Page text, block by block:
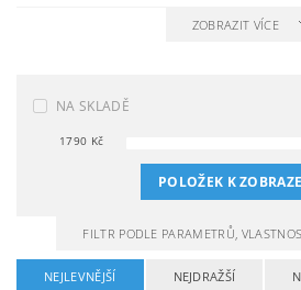
ZOBRAZIT VÍCE
NA SKLADĚ
1790 Kč
POLOŽEK K
FILTR PODLE PARAMETRŮ,
NEJLEVNĚJŠÍ NEJDRAŽŠÍ